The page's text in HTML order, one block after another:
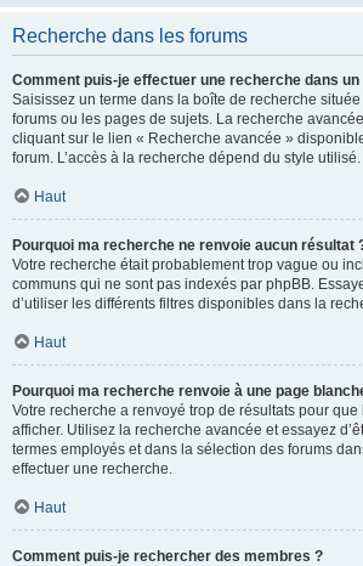
Recherche dans les forums
Comment puis-je effectuer une recherche dans
Saisissez un terme dans la boîte de recherche
forums ou les pages de sujets. La recherche
cliquant sur le lien « Recherche avancée »
forum. L’accès à la recherche dépend du style utilisé.
Haut
Pourquoi ma recherche ne renvoie aucun résultat
Votre recherche était probablement trop vague ou
communs qui ne sont pas indexés par phpBB.
d’utiliser les différents filtres disponibles dans la
Haut
Pourquoi ma recherche renvoie à une page
Votre recherche a renvoyé trop de résultats pour
afficher. Utilisez la recherche avancée et essayez
termes employés et dans la sélection des forums
effectuer une recherche.
Haut
Comment puis-je rechercher des membres ?